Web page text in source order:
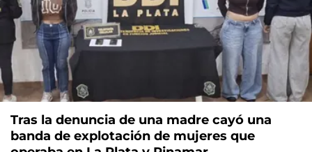
Tras la denuncia de una madre cayó una
banda de explotación de mujeres que